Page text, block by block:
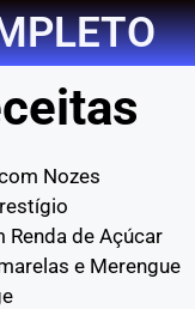
Nozes
Renda de Açúcar
e Merengue